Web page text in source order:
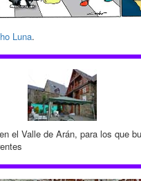
Luna.
el Valle de Arán, para los que